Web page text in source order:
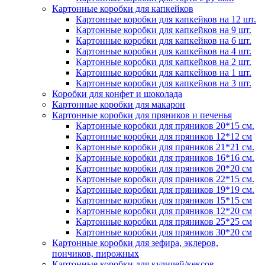
Картонные коробки для капкейков
Картонные коробки для капкейков на 12 шт.
Картонные коробки для капкейков на 9 шт.
Картонные коробки для капкейков на 6 шт.
Картонные коробки для капкейков на 4 шт.
Картонные коробки для капкейков на 2 шт.
Картонные коробки для капкейков на 1 шт.
Картонные коробки для капкейков на 3 шт.
Коробки для конфет и шоколада
Картонные коробки для макарон
Картонные коробки для пряников и печенья
Картонные коробки для пряников 20*15 см.
Картонные коробки для пряников 12*12 см
Картонные коробки для пряников 21*21 см.
Картонные коробки для пряников 16*16 см.
Картонные коробки для пряников 20*20 см
Картонные коробки для пряников 22*15 см.
Картонные коробки для пряников 19*19 см.
Картонные коробки для пряников 15*15 см
Картонные коробки для пряников 12*20 см
Картонные коробки для пряников 25*25 см
Картонные коробки для пряников 30*20 см
Картонные коробки для зефира, эклеров,
пончиков, пирожных